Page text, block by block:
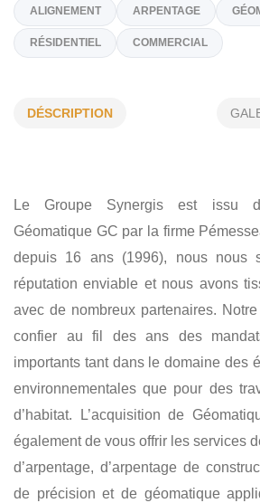
http://www.groupesynergis.com
ENTREPRENEUR SPÉCIALISÉ EN:
RÉSIDENTIEL COMMERCIAL
DÉSCRIPTION
Le Groupe Synergis est issu
Géomatique GC par la firme
depuis 16 ans (1996), nous nous
réputation enviable et nous avons
avec de nombreux partenaires.
confier au fil des ans des
importants tant dans le domaine des
environnementales que pour des
d’habitat. L’acquisition de
également de vous offrir les services
d’arpentage, d’arpentage de
de précision et de géomatique